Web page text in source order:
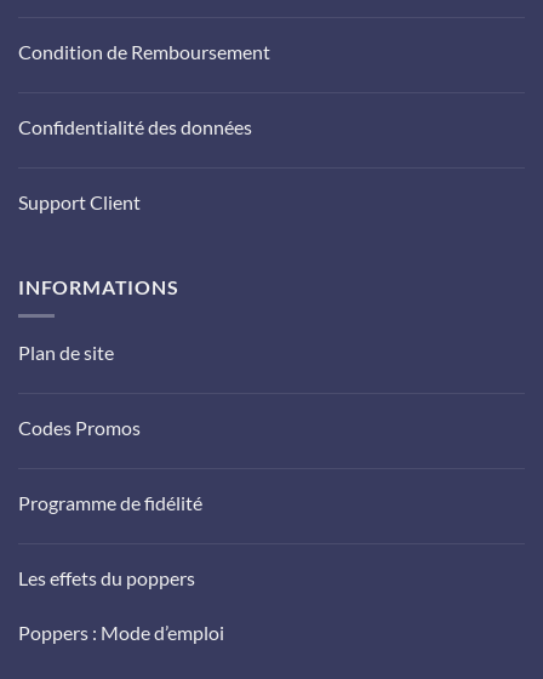
Condition de Remboursement
Confidentialité des données
Support Client
INFORMATIONS
Plan de site
Codes Promos
Programme de fidélité
Les effets du poppers
Poppers : Mode d’emploi